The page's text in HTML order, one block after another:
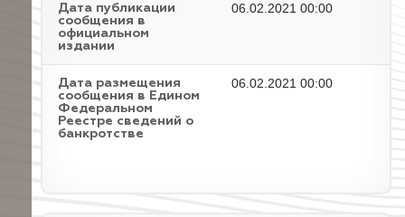
Дата публикации
сообщения в
официальном
издании
06.02.2021 00:00
Дата размещения
сообщения в Едином
Федеральном
Реестре сведений о
банкротстве
06.02.2021 00:00